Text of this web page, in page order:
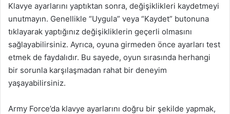
Klavye ayarlarını yaptıktan sonra, değişiklikleri kaydetmeyi
unutmayın. Genellikle “Uygula” veya “Kaydet” butonuna
tıklayarak yaptığınız değişikliklerin geçerli olmasını
sağlayabilirsiniz. Ayrıca, oyuna girmeden önce ayarları test
etmek de faydalıdır. Bu sayede, oyun sırasında herhangi
bir sorunla karşılaşmadan rahat bir deneyim
yaşayabilirsiniz.
Army Force’da klavye ayarlarını doğru bir şekilde yapmak,